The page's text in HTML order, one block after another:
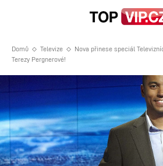
Domů Televize
Nova přinese speciál
Terezy Pergnerové!